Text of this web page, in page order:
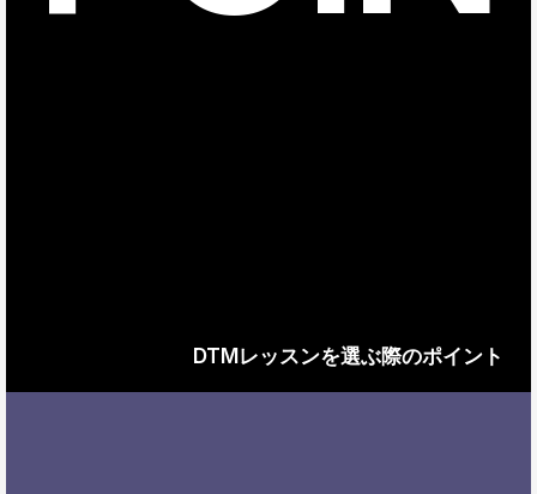
DTMレッスンを選ぶ際のポイント